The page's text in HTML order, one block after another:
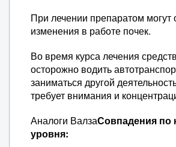
При лечении препаратом могут
изменения в работе почек.
Во время курса лечения
осторожно водить
заниматься другой
требует внимания и
Аналоги ВалзаСовпадения по
уровня: